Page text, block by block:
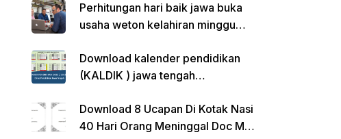
Perhitungan hari baik jawa buka
usaha weton kelahiran minggu
Download kalender pendidikan
(KALDIK ) jawa tengah
Download 8 Ucapan Di Kotak Nasi
40 Hari Orang Meninggal Doc Ms.